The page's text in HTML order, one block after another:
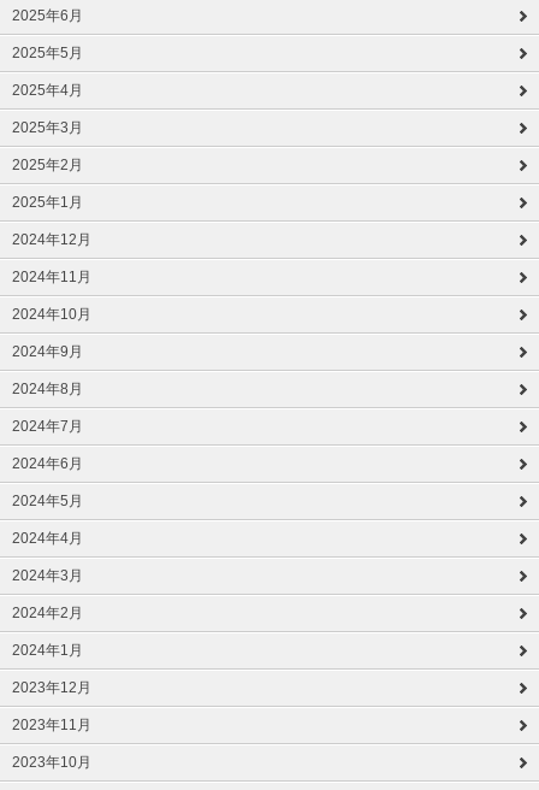
2025年6月
2025年5月
2025年4月
2025年3月
2025年2月
2025年1月
2024年12月
2024年11月
2024年10月
2024年9月
2024年8月
2024年7月
2024年6月
2024年5月
2024年4月
2024年3月
2024年2月
2024年1月
2023年12月
2023年11月
2023年10月